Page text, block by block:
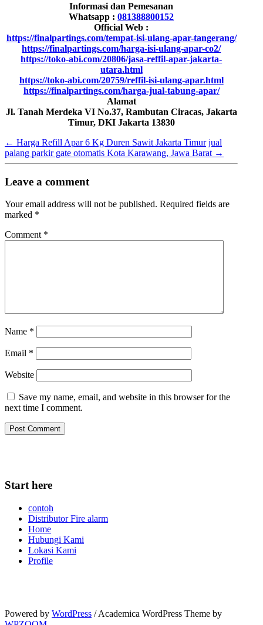
Start here
contoh
Distributor Fire alarm
Home
Hubungi Kami
Lokasi Kami
Profile
Informasi dan Pemesanan
Whatsapp :081388800152
Official Web :
https://finalpartings.com/tempat-isi-ulang-apar-tangerang/
https://finalpartings.com/harga-isi-ulang-apar-co2/
https://toko-abi.com/20806/jasa-reffil-apar-jakarta-
utara.html
https://toko-abi.com/20759/reffil-isi-ulang-apar.html
https://finalpartings.com/harga-jual-tabung-apar/
Alamat
Jl. Tanah Merdeka VI No.37, Rambutan Ciracas, Jakarta
Timur, DKI Jakarta 13830
← Harga Refill Apar 6 Kg Duren Sawit Jakarta Timur jual
palang parkir gate otomatis Kota Karawang, Jawa Barat →
Leave a comment
Your email address will not be published. Required fields are
marked *
Comment *
Name *
Email *
Website
Save my name, email, and website in this browser for the
next time I comment.
Powered by WordPress / Academica WordPress Theme by